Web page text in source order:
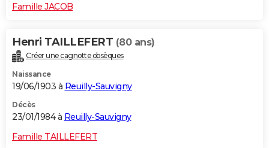
Famille JACOB
Henri TAILLEFERT (80 ans)
Créer une cagnotte obsèques
Naissance
19/06/1903 à Reuilly-Sauvigny
Décès
23/01/1984 à Reuilly-Sauvigny
Famille TAILLEFERT